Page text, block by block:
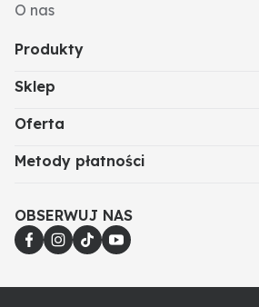
O nas
Produkty
Sklep
Oferta
Metody płatności
OBSERWUJ NAS